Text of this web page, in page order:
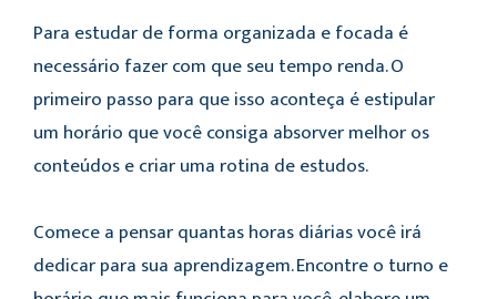
Para estudar de forma organizada e focada é
necessário fazer com que seu tempo renda. O
primeiro passo para que isso aconteça é estipular
um horário que você consiga absorver melhor os
conteúdos e criar uma rotina de estudos.
Comece a pensar quantas horas diárias você irá
dedicar para sua aprendizagem. Encontre o turno e